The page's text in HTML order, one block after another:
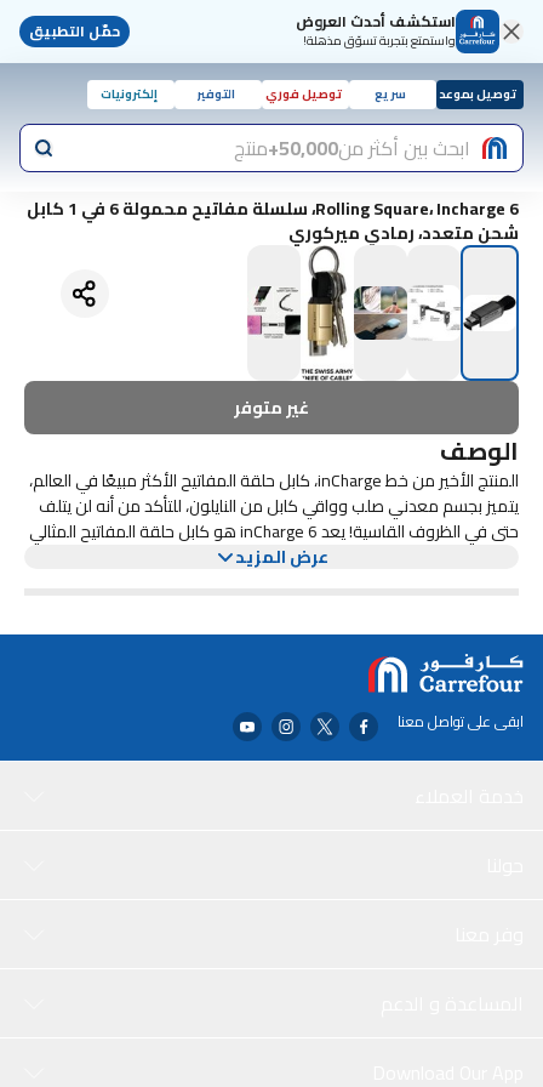
استكشف أحدث العروض
واستمتع بتجربة تسوّق مذهلة! حمّل التطبيق
توصيل بموعد سريع توصيل فوري التوفير إلكترونيات
ابحث بين أكثر من50,000+ منتج
Rolling Square، Incharge 6، سلسلة مفاتيح محمولة 6 في 1 كابل
شحن متعدد، رمادي ميركوري
غير متوفر
الوصف
المنتج الأخير من خط inCharge، كابل حلقة المفاتيح الأكثر مبيعًا في العالم،
يتميز بجسم معدني صلب وواقي كابل من النايلون، للتأكد من أنه لن يتلف
حتى في الظروف القاسية! يعد inCharge 6 هو كابل حلقة المفاتيح المثالي
للاستخدام اليومي: فهو صغير جدًا وخفيف الوزن بحيث يمكنك إحضاره
يمكنك استخدامه لشحن جميع أجهزتك دون تغيير الكابل الخاص بك، لذلك لا
يتعين عليك إحضار كابلات مختلفة معك!
عرض المزيد
ابقى على تواصل معنا